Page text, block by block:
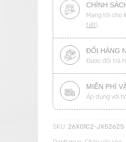
CHÍNH
Mang tới cho
tiết)
ĐỔI HÀNG
Được đổi trả
MIỄN PHÍ
Áp dụng với
SKU: 26X01C2-JX5262S